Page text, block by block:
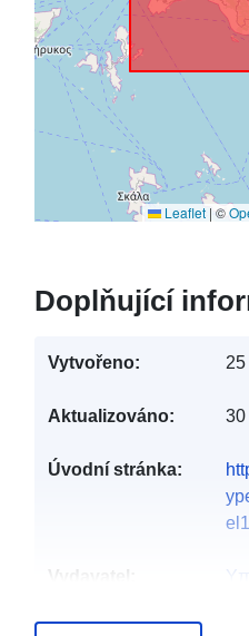
Leaflet | ©
Doplňující
Vytvořeno:
Aktualizováno: 30
Úvodní stránka:
Vydavatel: